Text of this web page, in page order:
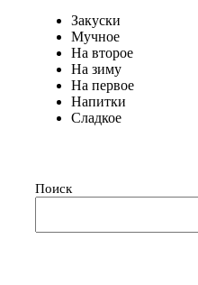
Закуски
Мучное
На второе
На зиму
На первое
Напитки
Сладкое
Поиск